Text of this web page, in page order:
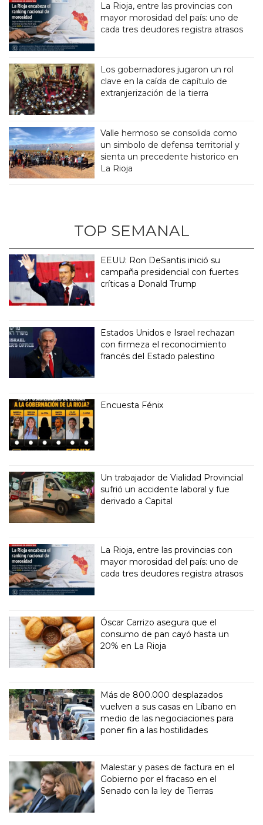
La Rioja, entre las provincias con
mayor morosidad del país: uno de
cada tres deudores registra atrasos
Los gobernadores jugaron un rol
clave en la caída de capítulo de
extranjerización de la tierra
Valle hermoso se consolida como
un simbolo de defensa territorial y
sienta un precedente historico en
La Rioja
TOP SEMANAL
EEUU: Ron DeSantis inició su
campaña presidencial con fuertes
críticas a Donald Trump
Estados Unidos e Israel rechazan
con firmeza el reconocimiento
francés del Estado palestino
Encuesta Fénix
Un trabajador de Vialidad Provincial
sufrió un accidente laboral y fue
derivado a Capital
La Rioja, entre las provincias con
mayor morosidad del país: uno de
cada tres deudores registra atrasos
Óscar Carrizo asegura que el
consumo de pan cayó hasta un
20% en La Rioja
Más de 800.000 desplazados
vuelven a sus casas en Líbano en
medio de las negociaciones para
poner fin a las hostilidades
Malestar y pases de factura en el
Gobierno por el fracaso en el
Senado con la ley de Tierras